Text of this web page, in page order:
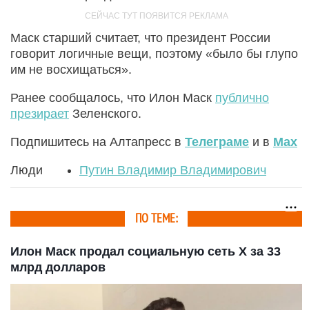
Маск старший считает, что президент России
говорит логичные вещи, поэтому «было бы глупо
им не восхищаться».
Ранее сообщалось, что Илон Маск публично
презирает Зеленского.
Подпишитесь на Алтапресс в Телеграме и в Max
Люди Путин Владимир Владимирович
ПО ТЕМЕ:
Илон Маск продал социальную сеть X за 33
млрд долларов